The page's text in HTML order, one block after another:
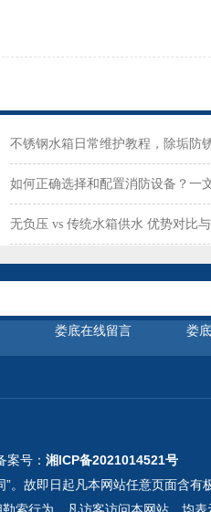
不锈钢水箱日常维护教程，除垢防
限
如何正确选择和配置消防设备？一
无负压 vs 传统水箱供水 优势对比
娄底在线留言 娄
号： 湘ICP备2021014521号
故即日起凡本网站任意页面含有